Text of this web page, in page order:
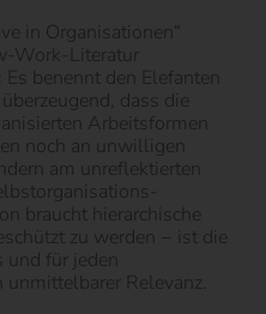
in Organisationen“
Work-Literatur
benennt den Elefanten
dass die
Arbeitsformen
noch an unwilligen
am unreflektierten
braucht hierarchische
zu werden − ist die
für jeden
unmittelbarer Relevanz.